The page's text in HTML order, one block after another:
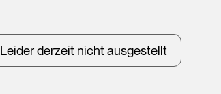
Leider derzeit nicht ausgestellt